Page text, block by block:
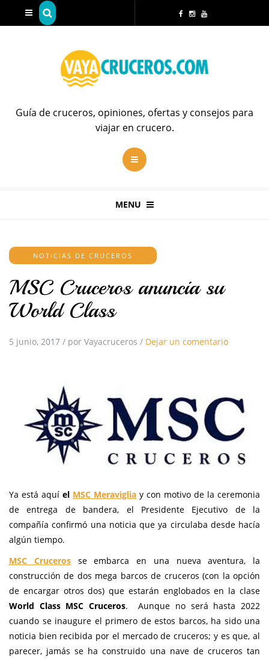
Guía de cruceros, opiniones, ofertas y consejos para
viajar en crucero.
MENU
NOTICIAS DE CRUCEROS
MSC Cruceros anuncia su
World Class
5 junio, 2017 / por Vayacruceros / Dejar un comentario
Ya está aquí el MSC Meraviglia y con motivo de la ceremonia
de entrega de bandera, el Presidente Ejecutivo de la
compañía confirmó una noticia que ya circulaba desde hacía
algún tiempo.
MSC Crucerosse embarca en una nueva aventura, la
construcción de dos mega barcos de cruceros (con la opción
de encargar otros dos) que estarán englobados en la clase
World Class MSC Cruceros. Aunque no será hasta 2022
cuando se inaugure el primero de estos barcos, ha sido una
noticia bien recibida por el mercado de cruceros; y es que, al
parecer, jamás se ha construido una nave de cruceros tan